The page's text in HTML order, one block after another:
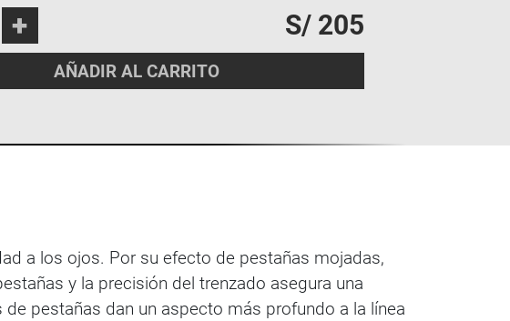
+ S/ 205
AÑADIR AL CARRITO
a los ojos. Por su efecto de pestañas mojadas,
y la precisión del trenzado asegura una
pestañas dan un aspecto más profundo a la línea